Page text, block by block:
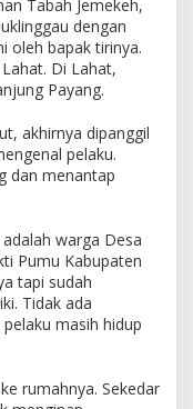
Tabah Jemekeh,
dengan
oleh bapak tirinya.
Di Lahat,
Payang.
akhirnya dipanggil
pelaku.
dan menantap
warga Desa
Pumu Kabupaten
tapi sudah
Tidak ada
masih hidup
rumahnya. Sekedar